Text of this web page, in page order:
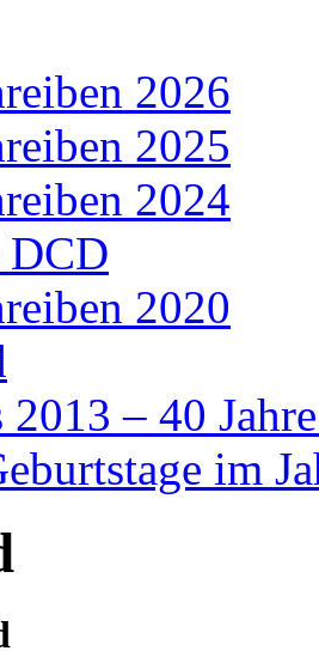
2026
2025
2024
DCD
2020
2013 – 40
im